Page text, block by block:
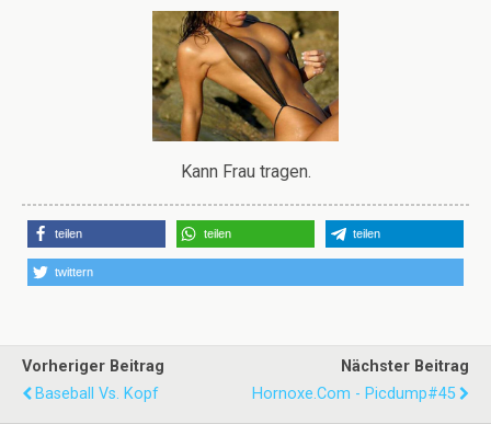
Kann Frau tragen.
teilen teilen teilen
twittern
Vorheriger Beitrag
Baseball Vs. Kopf
Nächster Beitrag
Hornoxe.com - Picdump#45